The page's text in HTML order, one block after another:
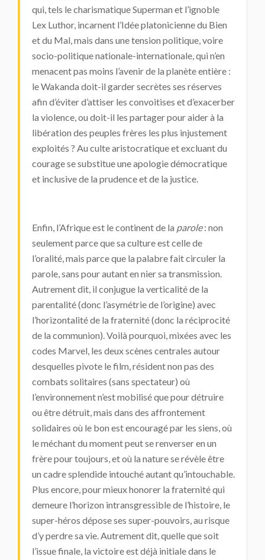
qui, tels le charismatique Superman et l’ignoble
Lex Luthor, incarnent l’Idée platonicienne du Bien
et du Mal, mais dans une tension politique, voire
socio-politique nationale-internationale, qui n’en
menacent pas moins l’avenir de la planète entière :
le Wakanda doit-il garder secrètes ses réserves
afin d’éviter d’attiser les convoitises et d’exacerber
la violence, ou doit-il les partager pour aider à la
libération des peuples frères les plus injustement
exploités ? Au culte aristocratique et excluant du
courage se substitue une apologie démocratique
et inclusive de la prudence et de la justice.
Enfin, l’Afrique est le continent de la parole: non
seulement parce que sa culture est celle de
l’oralité, mais parce que la palabre fait circuler la
parole, sans pour autant en nier sa transmission.
Autrement dit, il conjugue la verticalité de la
parentalité (donc l’asymétrie de l’origine) avec
l’horizontalité de la fraternité (donc la réciprocité
de la communion). Voilà pourquoi, mixées avec les
codes Marvel, les deux scènes centrales autour
desquelles pivote le film, résident non pas des
combats solitaires (sans spectateur) où
l’environnement n’est mobilisé que pour détruire
ou être détruit, mais dans des affrontement
solidaires où le bon est encouragé par les siens, où
le méchant du moment peut se renverser en un
frère pour toujours, et où la nature se révèle être
un cadre splendide intouché autant qu’intouchable.
Plus encore, pour mieux honorer la fraternité qui
demeure l’horizon intransgressible de l’histoire, le
super-héros dépose ses super-pouvoirs, au risque
d’y perdre sa vie. Autrement dit, quelle que soit
l’issue finale, la victoire est déjà initiale dans le